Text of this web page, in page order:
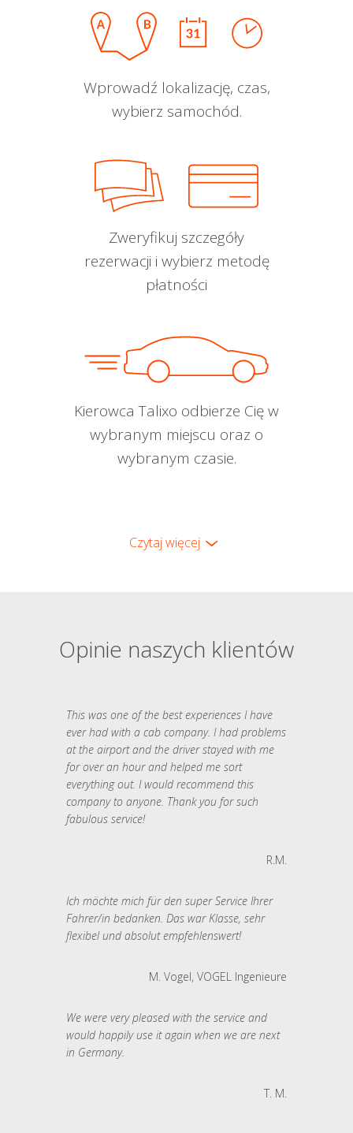
Wprowadź lokalizację, czas,
wybierz samochód.
Zweryfikuj szczegóły
rezerwacji i wybierz metodę
płatności
Kierowca Talixo odbierze Cię w
wybranym miejscu oraz o
wybranym czasie.
Czytaj więcej
Opinie naszych klientów
This was one of the best experiences I have
ever had with a cab company. I had problems
at the airport and the driver stayed with me
for over an hour and helped me sort
everything out. I would recommend this
company to anyone. Thank you for such
fabulous service!
R.M.
Ich möchte mich für den super Service Ihrer
Fahrer/in bedanken. Das war Klasse, sehr
flexibel und absolut empfehlenswert!
M. Vogel, VOGEL Ingenieure
We were very pleased with the service and
would happily use it again when we are next
in Germany.
T. M.